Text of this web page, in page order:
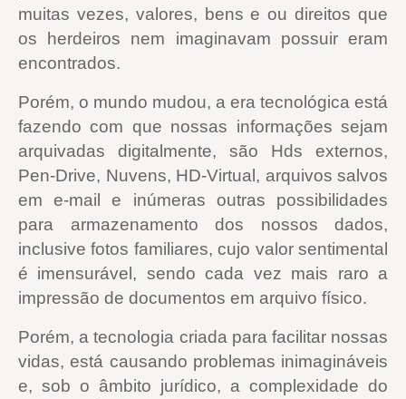
muitas vezes, valores, bens e ou direitos que
os herdeiros nem imaginavam possuir eram
encontrados.
Porém, o mundo mudou, a era tecnológica está
fazendo com que nossas informações sejam
arquivadas digitalmente, são Hds externos,
Pen-Drive, Nuvens, HD-Virtual, arquivos salvos
em e-mail e inúmeras outras possibilidades
para armazenamento dos nossos dados,
inclusive fotos familiares, cujo valor sentimental
é imensurável, sendo cada vez mais raro a
impressão de documentos em arquivo físico.
Porém, a tecnologia criada para facilitar nossas
vidas, está causando problemas inimagináveis
e, sob o âmbito jurídico, a complexidade do